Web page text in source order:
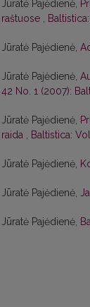
Jūratė Pajėdienė,
raštuose ,
Jūratė Pajėdienė,
Jūratė Pajėdienė,
42 No. 1 (2007):
Jūratė Pajėdienė,
raida , Baltistica:
Jūratė Pajėdienė,
Jūratė Pajėdienė,
Jūratė Pajėdienė,